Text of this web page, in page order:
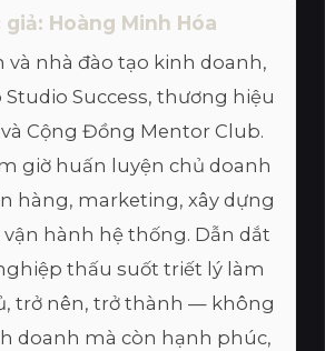
Hoàng Minh Hóa
và nhà đào tạo kinh doanh,
Success, thương hiệu
và Cộng Đồng Mentor Club.
giờ huấn luyện chủ doanh
hàng, marketing, xây dựng
hành hệ thống. Dẫn dắt
thấu suốt triết lý làm
trở nên, trở thành — không
doanh mà còn hạnh phúc,